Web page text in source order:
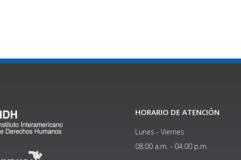
HORARIO DE ATENCIÓN
Lunes - Viernes
08:00 a.m. - 04:00 p.m.